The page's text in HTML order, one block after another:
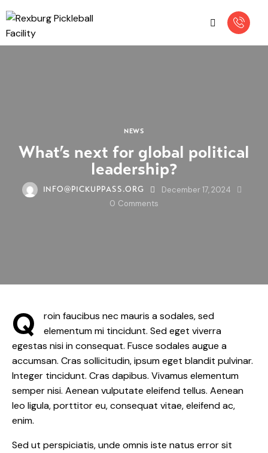
NEWS
What’s next for global political
leadership?
INFO@PICKUPPASS.ORG
December 17, 2024
0 Comments
Q
roin faucibus nec mauris a sodales, sed
elementum mi tincidunt. Sed eget viverra
egestas nisi in consequat. Fusce sodales augue a
accumsan. Cras sollicitudin, ipsum eget blandit pulvinar.
Integer tincidunt. Cras dapibus. Vivamus elementum
semper nisi. Aenean vulputate eleifend tellus. Aenean
leo ligula, porttitor eu, consequat vitae, eleifend ac,
enim.
Sed ut perspiciatis, unde omnis iste natus error sit